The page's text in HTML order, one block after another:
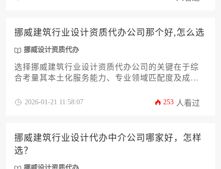
挪威建筑行业设计资质代办公司那个好,怎么选
挪威设计资质代办
选择挪威建筑行业设计资质代办公司的关键在于综
合考量其本土化服务能力、专业领域匹配度及成功
团队专业背景、对比服务透明度等方式进行梯度筛
2026-01-21 11:58:07 253 人看过
挪威建筑行业设计代办中介公司哪家好，怎样
选？